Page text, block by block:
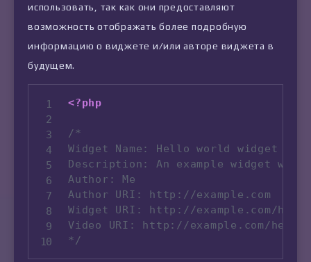
использовать, так как они предоставляют
возможность отображать более подробную
информацию о виджете и/или авторе виджета в
будущем.
<?php
/*
Widget Name: Hello world widget
Description: An example widget
Author: Me
Author URI: http://example.com
Widget URI: http://example.com/
Video URI: http://example.com/
*/